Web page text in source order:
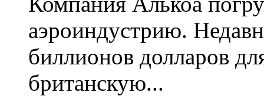
аэроиндустрию.
биллионов долларов
британскую...